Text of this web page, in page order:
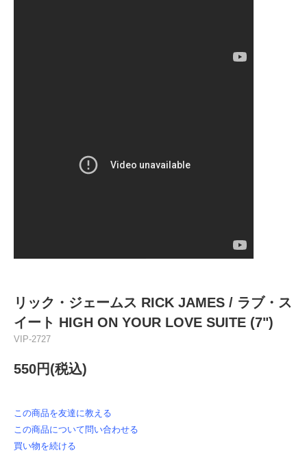
リック・ジェームス RICK JAMES / ラブ・ス
イート HIGH ON YOUR LOVE SUITE (7")
VIP-2727
550円(税込)
この商品を友達に教える
この商品について問い合わせる
買い物を続ける